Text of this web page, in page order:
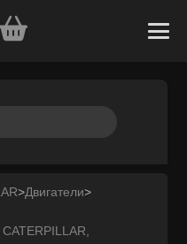
>Двигатели>